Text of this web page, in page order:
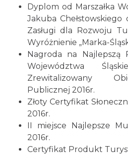
Dyplom od Marszałka
Jakuba
Zasługi dla Rozwoju
Wyróżnienie „Marka-
Nagroda na Najlepszą
Województwa
Zrewitalizowany
Publicznej 2016r.
Złoty Certyfikat
2016r.
II miejsce Najlepsze
2016r.
Certyfikat Produkt